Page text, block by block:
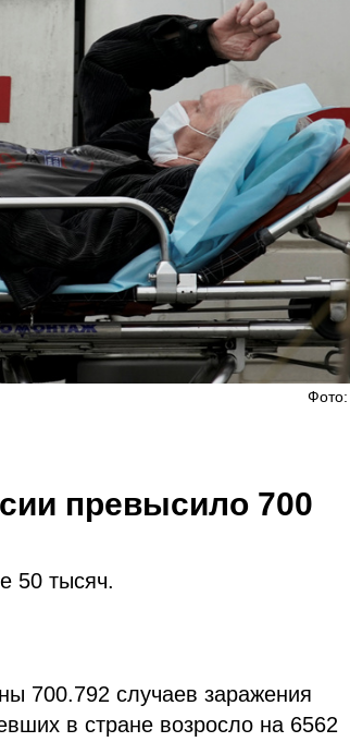
Фото:
превысило 700
50 тысяч.
700.792 случаев заражения
в стране возросло на 6562